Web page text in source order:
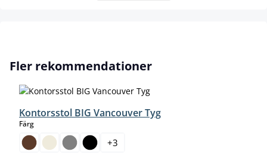
Hoppa över produktgalleri
Fler rekommendationer
Kontorsstol BIG Vancouver Tyg
Färgselect
+3